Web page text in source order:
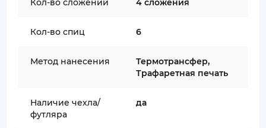
Кол-во сложений 4 сложения
Кол-во спиц 6
Метод нанесения
Термотрансфер,
Трафаретная печать
Наличие чехла/
футляра
да